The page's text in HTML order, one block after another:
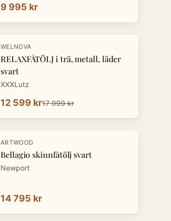
9 995 kr
-30 %
WELNOVA
RELAXFÅTÖLJ i trä, metall, läder
svart
XXXLutz
12 599 kr17 999 kr
ARTWOOD
Bellagio skinnfåtölj svart
Newport
14 795 kr